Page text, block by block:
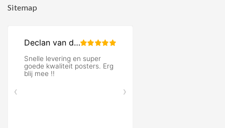
Sitemap